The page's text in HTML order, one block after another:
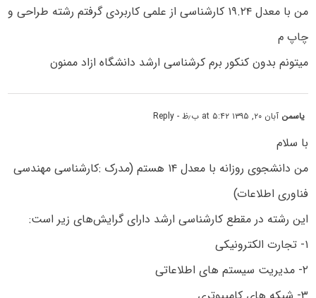
من با معدل ۱۹.۲۴ کارشناسی از علمی کاربردی گرفتم رشته طراحی و
چاپ م
میتونم بدون کنکور برم کرشناسی ارشد دانشگاه ازاد ممنون
یاسمن آبان ۲۰, ۱۳۹۵ at ۵:۴۲ ب٫ظ - Reply
با سلام
من دانشجوی روزانه با معدل ۱۴ هستم (مدرک :کارشناسی مهندسی
فناوری اطلاعات)
این رشته در مقطع کارشناسی ارشد دارای گرایش‌های زیر است:
۱- تجارت الکترونیکی
۲- مدیریت سیستم های اطلاعاتی